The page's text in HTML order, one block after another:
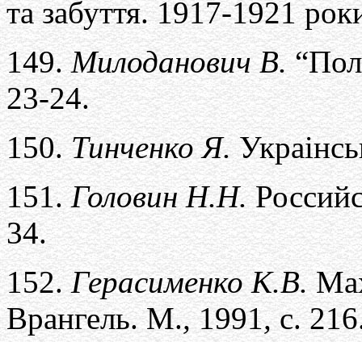
та забуття. 1917-1921
149.Милоданович В.
23-24.
150.Тинченко Я.
151.Головин Н.Н.
34.
152.Герасименко К.В.
Врангель. М.,1991,с.